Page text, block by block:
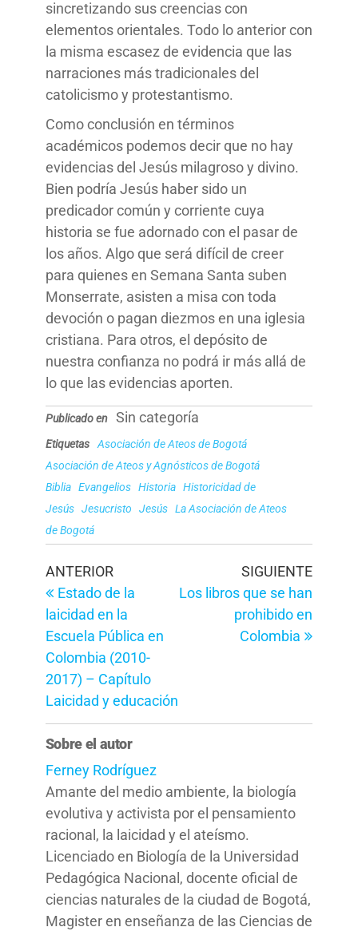
sincretizando sus creencias con
elementos orientales. Todo lo anterior con
la misma escasez de evidencia que las
narraciones más tradicionales del
catolicismo y protestantismo.
Como conclusión en términos
académicos podemos decir que no hay
evidencias del Jesús milagroso y divino.
Bien podría Jesús haber sido un
predicador común y corriente cuya
historia se fue adornado con el pasar de
los años. Algo que será difícil de creer
para quienes en Semana Santa suben
Monserrate, asisten a misa con toda
devoción o pagan diezmos en una iglesia
cristiana. Para otros, el depósito de
nuestra confianza no podrá ir más allá de
lo que las evidencias aporten.
Publicado en Sin categoría
Etiquetas
Asociación de Ateos de Bogotá
Asociación de Ateos y Agnósticos de Bogotá
Biblia Evangelios Historia Historicidad de
Jesús Jesucristo Jesús La Asociación de Ateos
de Bogotá
Navegación
de
entradas
Entrada
anterior
ANTERIOR
Estado de la
laicidad en la
Escuela Pública en
Colombia (2010-
2017) – Capítulo
Laicidad y educación
SIGUIENTE
Los libros que se han
prohibido en
Colombia
Sobre el autor
Ferney Rodríguez
Amante del medio ambiente, la biología
evolutiva y activista por el pensamiento
racional, la laicidad y el ateísmo.
Licenciado en Biología de la Universidad
Pedagógica Nacional, docente oficial de
ciencias naturales de la ciudad de Bogotá,
Magister en enseñanza de las Ciencias de